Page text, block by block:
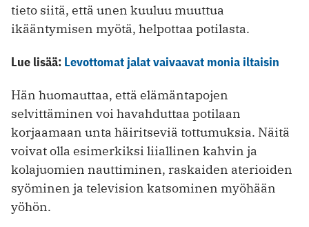
tieto siitä, että unen kuuluu muuttua
ikääntymisen myötä, helpottaa potilasta.
Lue lisää: Levottomat jalat vaivaavat monia iltaisin
Hän huomauttaa, että elämäntapojen
selvittäminen voi havahduttaa potilaan
korjaamaan unta häiritseviä tottumuksia. Näitä
voivat olla esimerkiksi liiallinen kahvin ja
kolajuomien nauttiminen, raskaiden aterioiden
syöminen ja television katsominen myöhään
yöhön.